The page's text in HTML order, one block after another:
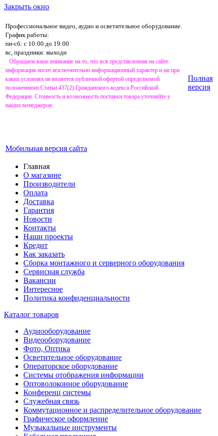
Закрыть окно
Профессиональное видео, аудио и осветительное оборудование.
График работы:
пн-сб: с 10:00 до 19:00
вс, праздники: выходн
Обращаем ваше внимание на то, что вся представленная на сайте
информация носит исключительно информационный характер и ни при
каких условиях не является публичной офертой определяемой
положениями Статьи 437(2) Гражданского кодекса Российской
Федерации. Стоимость и возможность поставки товара уточняйте у
наших менеджеров.
Мобильная версия сайта
Полная
версия
Главная
О магазине
Производители
Оплата
Доставка
Гарантия
Новости
Контакты
Наши проекты
Кредит
Как заказать
Сборка монтажного и серверного оборудования
Сервисная служба
Вакансии
Интересное
Политика конфиденциальности
Каталог товаров
Аудиооборудование
Видеооборудование
Фото, Оптика
Осветительное оборудование
Операторское оборудование
Системы отображения информации
Оптоволоконное оборудование
Конференц системы
Служебная связь
Коммутационное и распределительное оборудование
Графическое оформление
Музыкальные инструменты